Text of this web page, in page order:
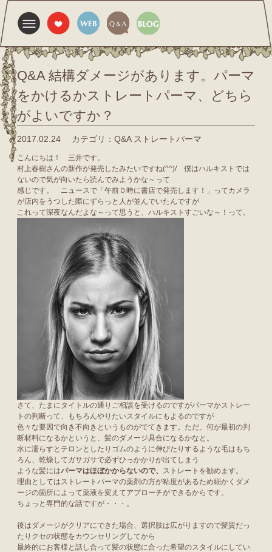
Q&A 結構ダメージがあります。パーマ
をかけるかストレートパーマ、どちら
がよいですか？
2017.02.24 カテゴリ：Q&A ストレートパーマ
こんにちは！ 三井です。
村上春樹さんの新作が発売したみたいですね(^^)/ 僕はハルキストでは
ないので気が向いたら読んでみようかな～って
感じです。 ニュースで「午前０時に書店で発売します！」ってカメラ
が店内をうつした際にずらっと人が並んでいたんですが
これって深夜なんだよな～って思うと、ハルキストすごいな～！って。
さて、たまにタイトルの通りご相談を受けるのですがパーマかストレー
トの判断って、もちろんやりたいスタイルにもよるのですが
色々な要因で向き不向きというものがでてきます。ただ、何が最初の判
断材料になるかというと、髪のダメージ具合になるかなと。
水に濡らすとテロンとしたりゴムのように伸びたりするような毛はもち
ろん、乾燥してガサガサで必ずひっかかりが出てしまう
ような髪にはパーマはほぼかからないので、 ストレートを勧めます。
理由としてはストレートパーマの薬剤の方が粘度があるため細かくダメ
ージの箇所によって薬液を変えてアプローチができるからです。
ちょっと専門的な話ですが・・・。
後はダメージがクリアにできた場合、選択肢は広がりますので髪質だっ
たりクセの状態をカウンセリングしてから
最終的にお客様と話し合って髪の状態に合った希望のスタイルにしてい